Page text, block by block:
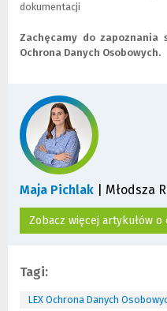
dokumentacji
Zachęcamy do zapoznania
Ochrona Danych Osobowych.
Maja Pichlak | Młodsza
Zobacz więcej artykułów
Tagi:
LEX Ochrona Danych